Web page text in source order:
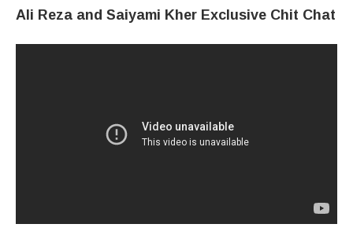
Ali Reza and Saiyami Kher Exclusive Chit Chat